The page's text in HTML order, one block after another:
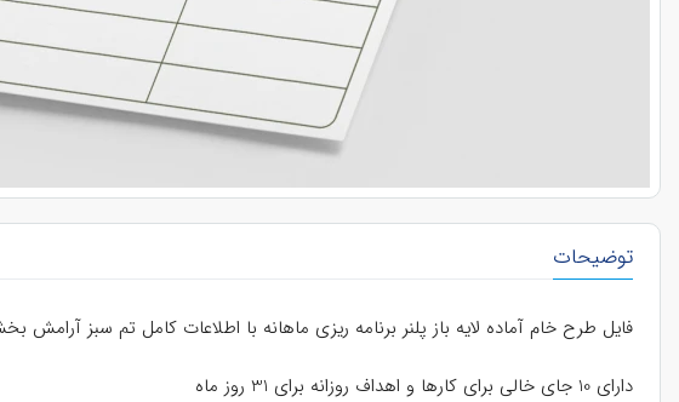
توضیحات
فایل طرح خام آماده لایه باز پلنر برنامه ریزی ماهانه با اطلاعات کامل تم سبز
دارای 10 جای خالی برای کارها و اهداف روزانه برای 31 روز ماه